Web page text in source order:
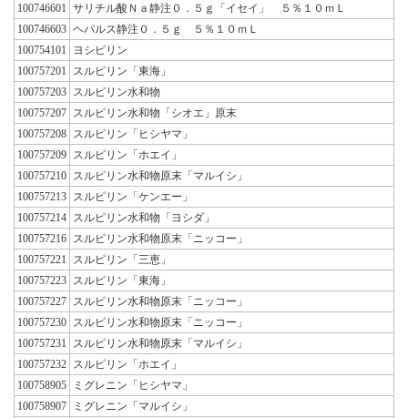
100746601
サリチル酸Ｎａ静注０．５ｇ「イセイ」 ５％１０ｍＬ
100746603 ヘパルス静注０．５ｇ ５％１０ｍＬ
100754101
ヨシピリン
100757201
スルピリン「東海」
100757203
スルピリン水和物
100757207
スルピリン水和物「シオエ」原末
100757208
スルピリン「ヒシヤマ」
100757209
スルピリン「ホエイ」
100757210
スルピリン水和物原末「マルイシ」
100757213
スルピリン「ケンエー」
100757214
スルピリン水和物「ヨシダ」
100757216
スルピリン水和物原末「ニッコー」
100757221
スルピリン「三恵」
100757223
スルピリン「東海」
100757227
スルピリン水和物原末「ニッコー」
100757230
スルピリン水和物原末「ニッコー」
100757231
スルピリン水和物原末「マルイシ」
100757232
スルピリン「ホエイ」
100758905
ミグレニン「ヒシヤマ」
100758907
ミグレニン「マルイシ」